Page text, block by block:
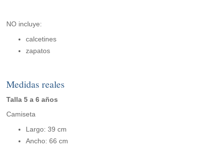
NO incluye:
calcetines
zapatos
Medidas reales
Talla 5 a 6 años
Camiseta
Largo: 39 cm
Ancho: 66 cm